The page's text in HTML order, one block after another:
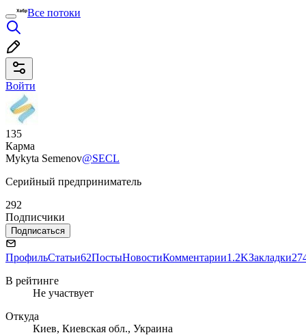
Все потоки
Войти
135
Карма
Mykyta Semenov@SECL
Серийный предприниматель
292
Подписчики
Подписаться
ПрофильСтатьи62ПостыНовостиКомментарии1.2KЗакладки
В рейтинге
Не участвует
Откуда
Киев, Киевская обл., Украина